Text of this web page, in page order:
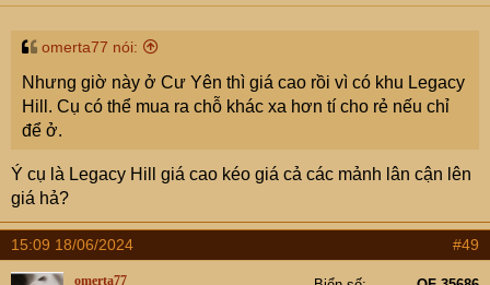
omerta77 nói:
Nhưng giờ này ở Cư Yên thì giá cao rồi vì có khu Legacy
Hill. Cụ có thể mua ra chỗ khác xa hơn tí cho rẻ nếu chỉ
để ở.
Ý cụ là Legacy Hill giá cao kéo giá cả các mảnh lân cận lên
giá hả?
15:09 18/06/2024 #49
omerta77